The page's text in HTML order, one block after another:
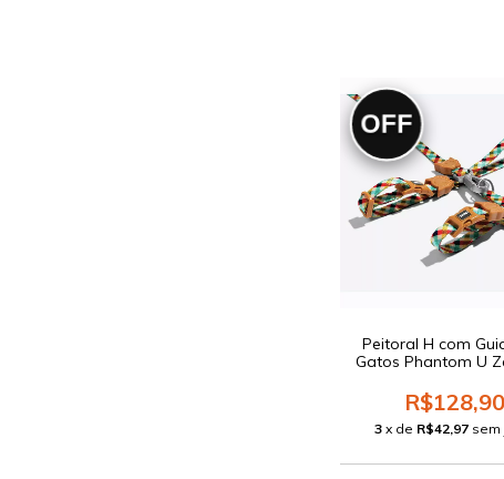
OFF
Peitoral H com
Gatos Phantom U
R$128,90
3 x de R$42,97 sem